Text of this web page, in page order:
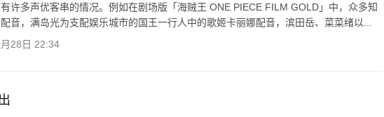
有许多声优客串的情况。例如在剧场版「海贼王 ONE PIECE FILM GOLD」中，众多知
音，满岛光为支配娱乐城市的国王一行人中的歌姬卡丽娜配音，滨田岳、菜菜绪以...
28日 22:34